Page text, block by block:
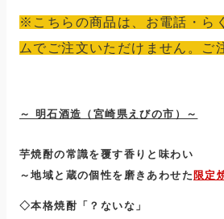
※こちらの商品は、お電話・ら
ムでご注文いただけません。ご
～ 明石酒造（宮崎県えびの市）～
芋焼酎の常識を覆す香りと味わい
～地域と蔵の個性を磨きあわせた限定
◇本格焼酎「？ないな」